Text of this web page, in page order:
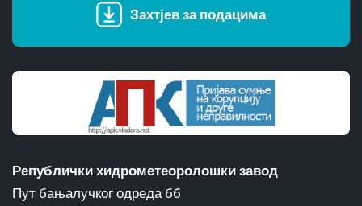
Захтјев за подацима
Републички хидрометеоролошки завод
Пут бањалучког одреда бб